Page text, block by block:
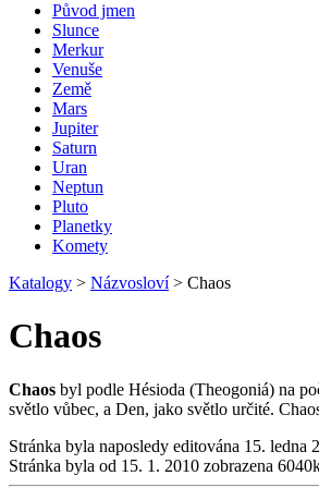
Původ jmen
Slunce
Merkur
Venuše
Země
Mars
Jupiter
Saturn
Uran
Neptun
Pluto
Planetky
Komety
Katalogy > Názvosloví > Chaos
Chaos
Chaos byl podle Hésioda (Theogoniá) na
světlo vůbec, a Den, jako světlo určité.
Stránka byla naposledy editována 15. ledna
Stránka byla od 15. 1. 2010 zobrazena